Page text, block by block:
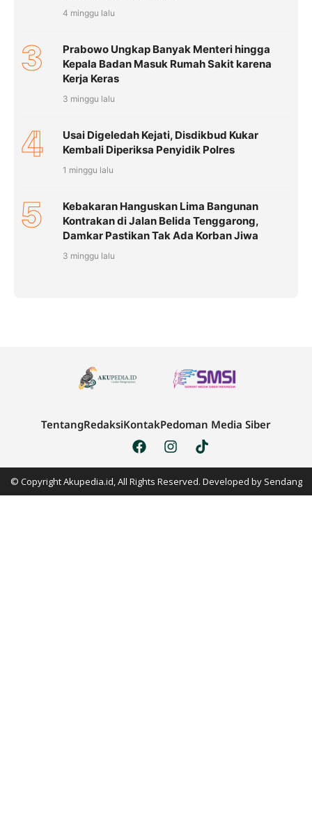
4 minggu lalu
3
Prabowo Ungkap Banyak Menteri hingga
Kepala Badan Masuk Rumah Sakit karena
Kerja Keras
3 minggu lalu
4
Usai Digeledah Kejati, Disdikbud Kukar
Kembali Diperiksa Penyidik Polres
1 minggu lalu
5
Kebakaran Hanguskan Lima Bangunan
Kontrakan di Jalan Belida Tenggarong,
Damkar Pastikan Tak Ada Korban Jiwa
3 minggu lalu
TentangRedaksiKontakPedoman Media Siber
© Copyright Akupedia.id, All Rights Reserved. Developed by Sendang